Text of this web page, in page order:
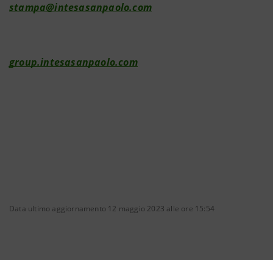
stampa@intesasanpaolo.com
group.intesasanpaolo.com
Data ultimo aggiornamento 12 maggio 2023 alle ore 15:54